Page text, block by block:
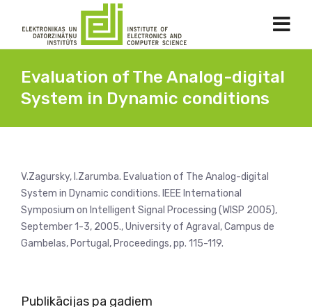
Evaluation of The Analog-digital
System in Dynamic conditions
V.Zagursky, I.Zarumba. Evaluation of The Analog-digital
System in Dynamic conditions. IEEE International
Symposium on Intelligent Signal Processing (WISP 2005),
September 1-3, 2005., University of Agraval, Campus de
Gambelas, Portugal, Proceedings, pp. 115-119.
Publikācijas pa gadiem